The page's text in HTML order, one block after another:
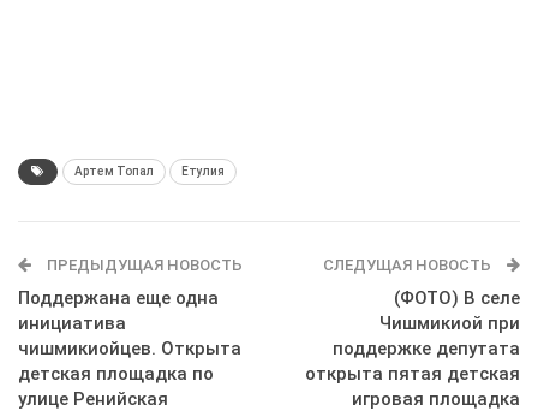
Артем Топал Етулия
ПРЕДЫДУЩАЯ НОВОСТЬ
Поддержана еще одна
инициатива
чишмикиойцев. Открыта
детская площадка по
улице Ренийская
СЛЕДУЩАЯ НОВОСТЬ
(ФОТО) В селе
Чишмикиой при
поддержке депутата
открыта пятая детская
игровая площадка